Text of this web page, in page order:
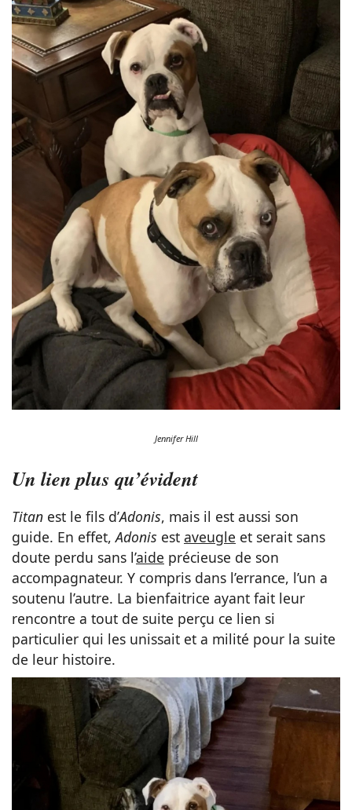
Jennifer Hill
Un lien plus qu’évident
Titan est le fils d’Adonis, mais il est aussi son
guide. En effet,Adonis est aveugle et serait sans
doute perdu sans l’aide précieuse de son
accompagnateur. Y compris dans l’errance, l’un a
soutenu l’autre. La bienfaitrice ayant fait leur
rencontre a tout de suite perçu ce lien si
particulier qui les unissait et a milité pour la suite
de leur histoire.